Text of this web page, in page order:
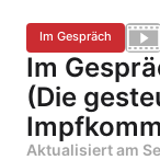
Im Gespräch
Im
(Die
Aktualisiert am